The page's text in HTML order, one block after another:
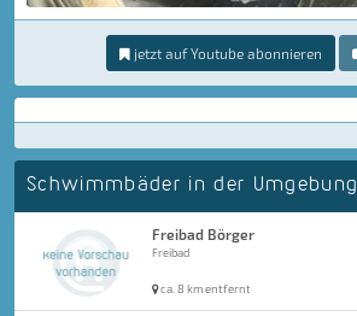
jetzt auf Youtube abonnieren
Schwimmbäder in der Umgebung
Freibad Börger
Freibad
ca. 8 km entfernt